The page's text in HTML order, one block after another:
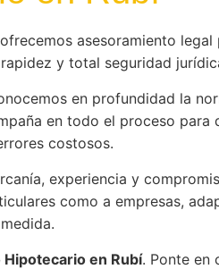
asesoramiento legal
y total seguridad
en profundidad la
en todo el proceso para
costosos.
experiencia y
como a empresas,
en Rubí. Ponte en